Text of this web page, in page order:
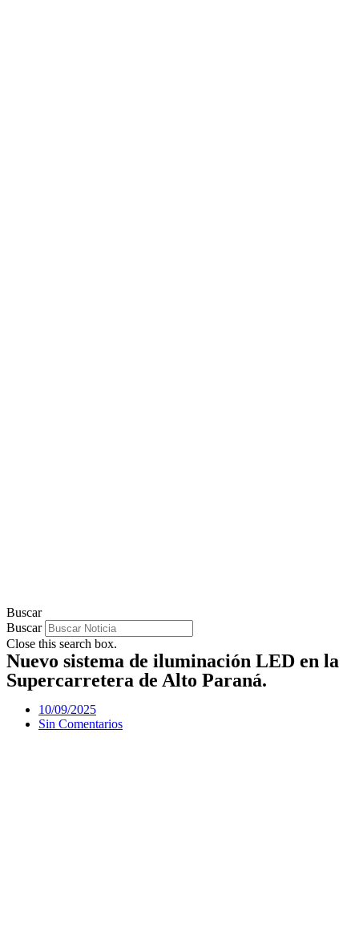
Buscar
Buscar
Close this search box.
Nuevo sistema de iluminación LED en la
Supercarretera de Alto Paraná.
10/09/2025
Sin Comentarios